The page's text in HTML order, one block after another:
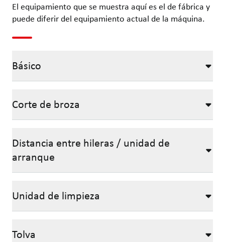
El equipamiento que se muestra aquí es el de fábrica y
puede diferir del equipamiento actual de la máquina.
Básico
Corte de broza
Distancia entre hileras / unidad de
arranque
Unidad de limpieza
Tolva